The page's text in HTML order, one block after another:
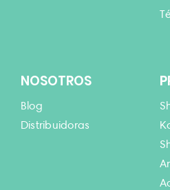
NOSOTROS
Blog
Distribuidoras